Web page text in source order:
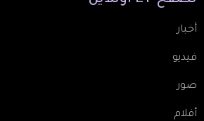
أخبار
فيديو
صور
أفلام